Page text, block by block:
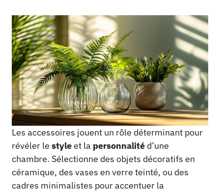
Les accessoires jouent un rôle déterminant pour
révéler le styleet la personnalité d’une
chambre. Sélectionne des objets décoratifs en
céramique, des vases en verre teinté, ou des
cadres minimalistes pour accentuer la